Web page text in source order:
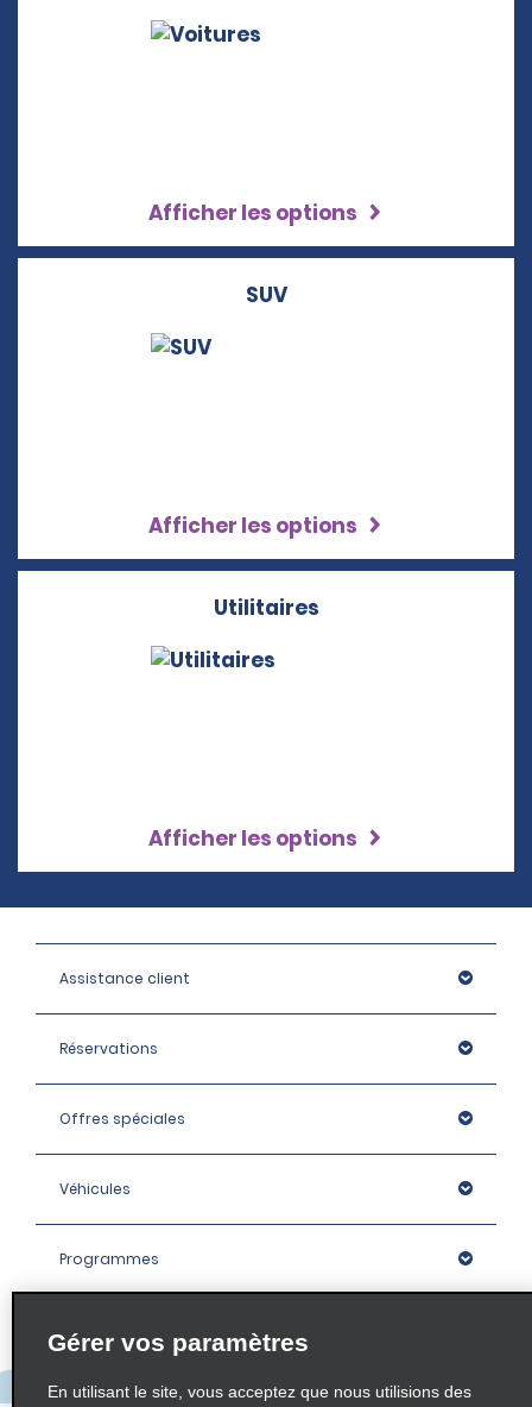
Afficher les options
SUV
Afficher les options
Utilitaires
Afficher les options
Assistance client
Réservations
Offres spéciales
Véhicules
Programmes
Entreprise
Agences
Gérer vos paramètres
En utilisant le site, vous acceptez que nous utilisions des